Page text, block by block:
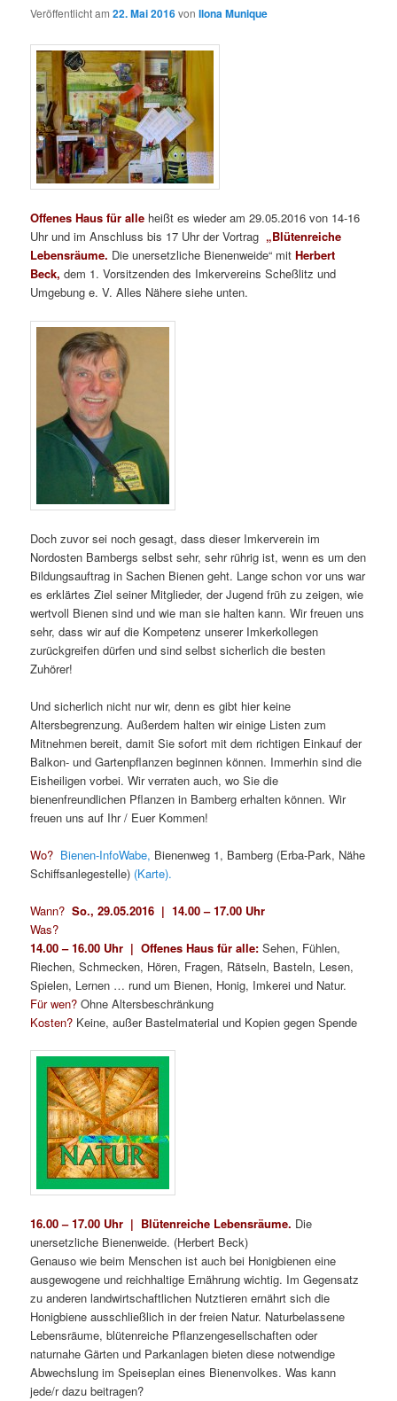
Veröffentlicht am22. Mai 2016vonIlona Munique
Offenes Haus für alle heißt es wieder am 29.05.2016 von 14-16
Uhr und im Anschluss bis 17 Uhr der Vortrag „Blütenreiche
Lebensräume. Die unersetzliche Bienenweide“ mitHerbert
Beck, dem 1. Vorsitzenden des Imkervereins Scheßlitz und
Umgebung e. V. Alles Nähere siehe unten.
Doch zuvor sei noch gesagt, dass dieser Imkerverein im
Nordosten Bambergs selbst sehr, sehr rührig ist, wenn es um den
Bildungsauftrag in Sachen Bienen geht. Lange schon vor uns war
es erklärtes Ziel seiner Mitglieder, der Jugend früh zu zeigen, wie
wertvoll Bienen sind und wie man sie halten kann. Wir freuen uns
sehr, dass wir auf die Kompetenz unserer Imkerkollegen
zurückgreifen dürfen und sind selbst sicherlich die besten
Zuhörer!
Und sicherlich nicht nur wir, denn es gibt hier keine
Altersbegrenzung. Außerdem halten wir einige Listen zum
Mitnehmen bereit, damit Sie sofort mit dem richtigen Einkauf der
Balkon- und Gartenpflanzen beginnen können. Immerhin sind die
Eisheiligen vorbei. Wir verraten auch, wo Sie die
bienenfreundlichen Pflanzen in Bamberg erhalten können. Wir
freuen uns auf Ihr / Euer Kommen!
Wo? Bienen-InfoWabe, Bienenweg 1, Bamberg (Erba-Park, Nähe
Schiffsanlegestelle) (Karte).
Wann? So., 29.05.2016 | 14.00 – 17.00 Uhr
Was?
14.00 – 16.00 Uhr |Offenes Haus für alle: Sehen, Fühlen,
Riechen, Schmecken, Hören, Fragen, Rätseln, Basteln, Lesen,
Spielen, Lernen … rund um Bienen, Honig, Imkerei und Natur.
Für wen? Ohne Altersbeschränkung
Kosten? Keine, außer Bastelmaterial und Kopien gegen Spende
16.00 – 17.00 Uhr | Blütenreiche Lebensräume. Die
unersetzliche Bienenweide. (Herbert Beck)
Genauso wie beim Menschen ist auch bei Honigbienen eine
ausgewogene und reichhaltige Ernährung wichtig. Im Gegensatz
zu anderen landwirtschaftlichen Nutztieren ernährt sich die
Honigbiene ausschließlich in der freien Natur. Naturbelassene
Lebensräume, blütenreiche Pflanzengesellschaften oder
naturnahe Gärten und Parkanlagen bieten diese notwendige
Abwechslung im Speiseplan eines Bienenvolkes. Was kann
jede/r dazu beitragen?